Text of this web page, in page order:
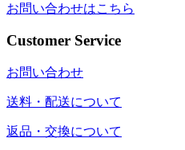
お問い合わせはこちら
Customer Service
お問い合わせ
送料・配送について
返品・交換について